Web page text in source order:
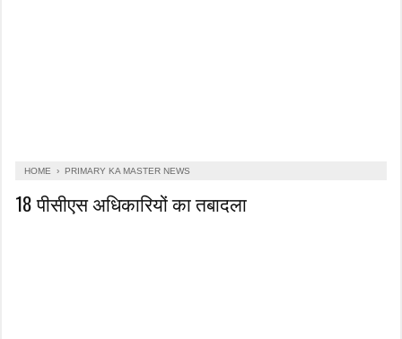
HOME › PRIMARY KA MASTER NEWS
18 पीसीएस अधिकारियों का तबादला